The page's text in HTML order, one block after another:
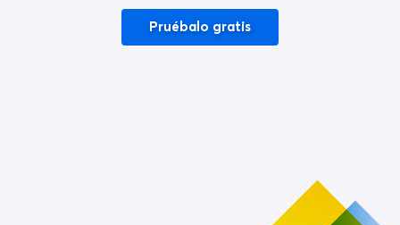
Pruébalo gratis